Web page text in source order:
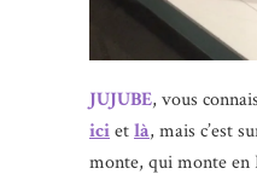
JUJUBE, vous
icietlà, mais c’est
monte, qui monte en